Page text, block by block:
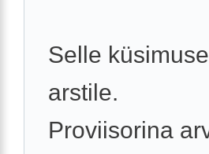
Selle
arstile.
Proviisorina